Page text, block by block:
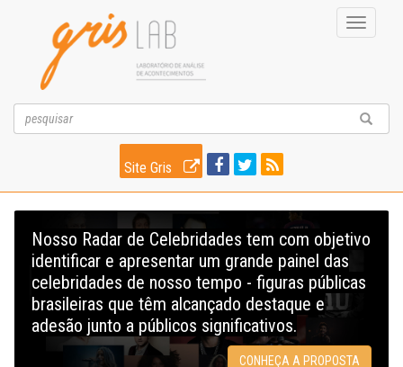
Toggle
Site Gris
Nosso Radar de Celebridades tem com objetivo
identificar e apresentar um grande painel das
celebridades de nosso tempo - figuras públicas
brasileiras que têm alcançado destaque e
adesão junto a públicos significativos.
CONHEÇA A PROPOSTA